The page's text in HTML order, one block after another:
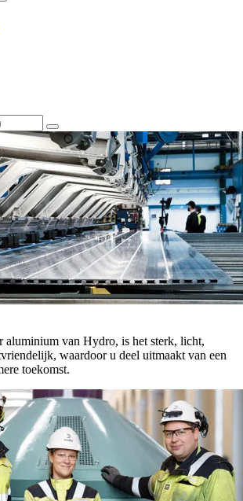
aluminium van Hydro, is het sterk, licht,
waardoor u deel uitmaakt van een
toekomst.